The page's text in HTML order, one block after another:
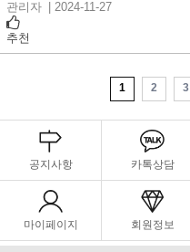
관리자
| 2024-11-27
추천
1 2 3
공지사항 카톡상담
마이페이지 회원정보